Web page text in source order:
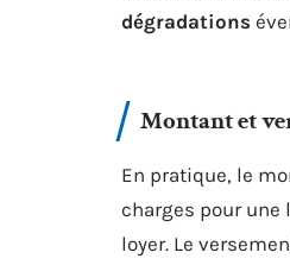
dégradations
Montant et
En pratique, le
charges pour une
loyer. Le